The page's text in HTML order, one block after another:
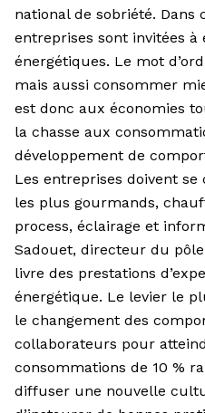
national de sobriété. Dans
entreprises sont invitées à
énergétiques. Le mot
mais aussi consommer
est donc aux économies
la chasse aux
développement de
Les entreprises doivent
les plus gourmands,
process, éclairage et
Sadouet, directeur du pôle
livre des prestations
énergétique. Le levier le
le changement des
collaborateurs pour
consommations de 10 %
diffuser une nouvelle